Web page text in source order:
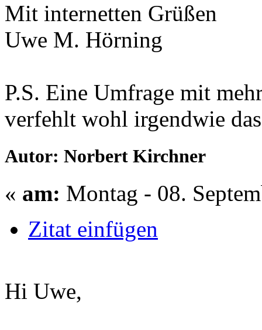
Mit internetten Grüßen
Uwe M. Hörning
P.S. Eine Umfrage mit
verfehlt wohl irgendwie
Autor: Norbert Kirchner
« am: Montag - 08.
Zitat einfügen
Hi Uwe,